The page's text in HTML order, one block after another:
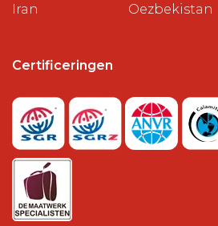
Iran Oezbekistan
Certificeringen